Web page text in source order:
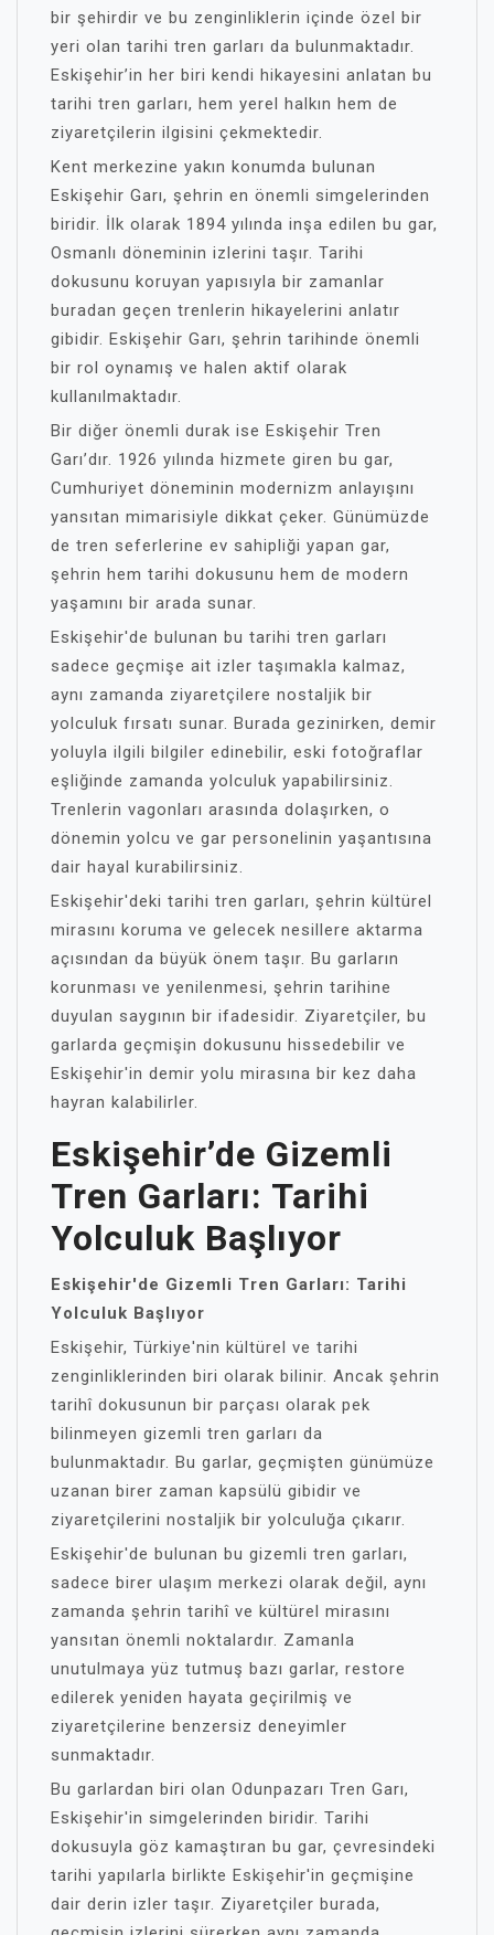
bir şehirdir ve bu zenginliklerin içinde özel bir
yeri olan tarihi tren garları da bulunmaktadır.
Eskişehir’in her biri kendi hikayesini anlatan bu
tarihi tren garları, hem yerel halkın hem de
ziyaretçilerin ilgisini çekmektedir.
Kent merkezine yakın konumda bulunan
Eskişehir Garı, şehrin en önemli simgelerinden
biridir. İlk olarak 1894 yılında inşa edilen bu gar,
Osmanlı döneminin izlerini taşır. Tarihi
dokusunu koruyan yapısıyla bir zamanlar
buradan geçen trenlerin hikayelerini anlatır
gibidir. Eskişehir Garı, şehrin tarihinde önemli
bir rol oynamış ve halen aktif olarak
kullanılmaktadır.
Bir diğer önemli durak ise Eskişehir Tren
Garı’dır. 1926 yılında hizmete giren bu gar,
Cumhuriyet döneminin modernizm anlayışını
yansıtan mimarisiyle dikkat çeker. Günümüzde
de tren seferlerine ev sahipliği yapan gar,
şehrin hem tarihi dokusunu hem de modern
yaşamını bir arada sunar.
Eskişehir'de bulunan bu tarihi tren garları
sadece geçmişe ait izler taşımakla kalmaz,
aynı zamanda ziyaretçilere nostaljik bir
yolculuk fırsatı sunar. Burada gezinirken, demir
yoluyla ilgili bilgiler edinebilir, eski fotoğraflar
eşliğinde zamanda yolculuk yapabilirsiniz.
Trenlerin vagonları arasında dolaşırken, o
dönemin yolcu ve gar personelinin yaşantısına
dair hayal kurabilirsiniz.
Eskişehir'deki tarihi tren garları, şehrin kültürel
mirasını koruma ve gelecek nesillere aktarma
açısından da büyük önem taşır. Bu garların
korunması ve yenilenmesi, şehrin tarihine
duyulan saygının bir ifadesidir. Ziyaretçiler, bu
garlarda geçmişin dokusunu hissedebilir ve
Eskişehir'in demir yolu mirasına bir kez daha
hayran kalabilirler.
Eskişehir’de Gizemli
Tren Garları: Tarihi
Yolculuk Başlıyor
Eskişehir'de Gizemli Tren Garları: Tarihi
Yolculuk Başlıyor
Eskişehir, Türkiye'nin kültürel ve tarihi
zenginliklerinden biri olarak bilinir. Ancak şehrin
tarihî dokusunun bir parçası olarak pek
bilinmeyen gizemli tren garları da
bulunmaktadır. Bu garlar, geçmişten günümüze
uzanan birer zaman kapsülü gibidir ve
ziyaretçilerini nostaljik bir yolculuğa çıkarır.
Eskişehir'de bulunan bu gizemli tren garları,
sadece birer ulaşım merkezi olarak değil, aynı
zamanda şehrin tarihî ve kültürel mirasını
yansıtan önemli noktalardır. Zamanla
unutulmaya yüz tutmuş bazı garlar, restore
edilerek yeniden hayata geçirilmiş ve
ziyaretçilerine benzersiz deneyimler
sunmaktadır.
Bu garlardan biri olan Odunpazarı Tren Garı,
Eskişehir'in simgelerinden biridir. Tarihi
dokusuyla göz kamaştıran bu gar, çevresindeki
tarihi yapılarla birlikte Eskişehir'in geçmişine
dair derin izler taşır. Ziyaretçiler burada,